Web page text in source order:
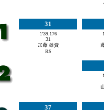
31
1'39.176
31
加藤 雄資
RS
37